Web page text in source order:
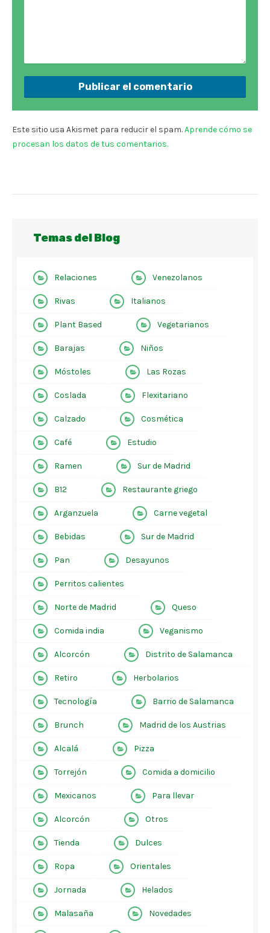
Este sitio usa Akismet para reducir el spam.Aprende cómo se
procesan los datos de tus comentarios.
Temas del Blog
Relaciones Venezolanos
Rivas Italianos
Plant Based Vegetarianos
Barajas Niños
Móstoles Las Rozas
Coslada Flexitariano
Calzado Cosmética
Café Estudio
Ramen Sur de Madrid
B12 Restaurante griego
Arganzuela Carne vegetal
Bebidas Sur de Madrid
Pan Desayunos
Perritos calientes
Norte de Madrid Queso
Comida india Veganismo
Alcorcón Distrito de Salamanca
Retiro Herbolarios
Tecnología Barrio de Salamanca
Brunch Madrid de los Austrias
Alcalá Pizza
Torrejón Comida a domicilio
Mexicanos Para llevar
Alcorcón Otros
Tienda Dulces
Ropa Orientales
Jornada Helados
Malasaña Novedades